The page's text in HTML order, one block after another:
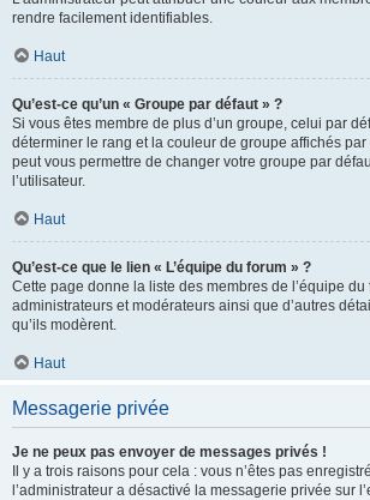
rendre facilement identifiables.
Haut
Qu’est-ce qu’un « Groupe par défaut » ?
Si vous êtes membre de plus d’un groupe, celui par
déterminer le rang et la couleur de groupe affichés par
peut vous permettre de changer votre groupe par
l’utilisateur.
Haut
Qu’est-ce que le lien « L’équipe du forum » ?
Cette page donne la liste des membres de l’équipe du
administrateurs et modérateurs ainsi que d’autres
qu’ils modèrent.
Haut
Messagerie privée
Je ne peux pas envoyer de messages privés !
Il y a trois raisons pour cela : vous n’êtes pas
l’administrateur a désactivé la messagerie privée sur